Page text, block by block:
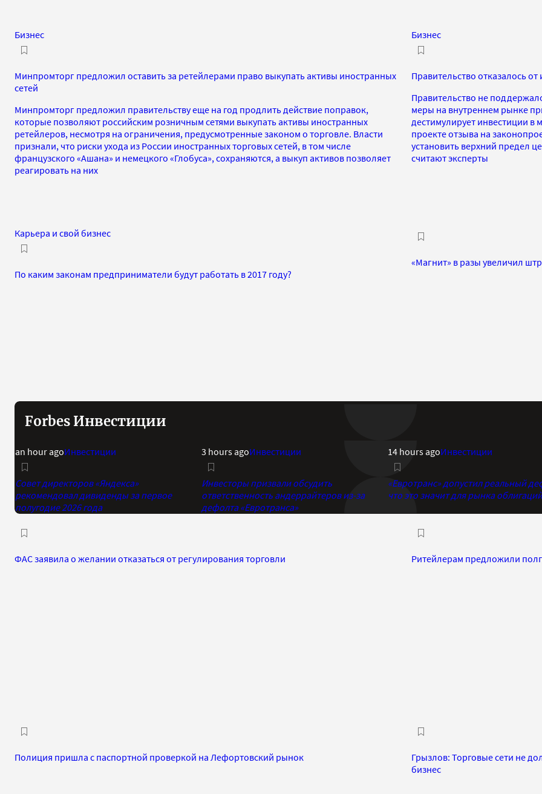
Бизнес
Минпромторг предложил оставить за ретейлерами право выкупать активы иностранных
сетей
Минпромторг предложил правительству еще на год продлить действие поправок,
которые позволяют российским розничным сетями выкупать активы иностранных
ретейлеров, несмотря на ограничения, предусмотренные законом о торговле. Власти
признали, что риски ухода из России иностранных торговых сетей, в том числе
французского «Ашана» и немецкого «Глобуса», сохраняются, а выкуп активов позволяет
реагировать на них
Бизнес
Правительство отказалось
Правительство не
меры на внутреннем рынке
дестимулирует инвестиции в
проекте отзыва на
установить верхний предел
считают эксперты
Карьера и свой бизнес
По каким законам предприниматели будут работать в 2017 году?
«Магнит» в разы увеличил
Forbes Инвестиции
an hour agoИнвестиции
Совет директоров «Яндекса»
рекомендовал дивиденды за первое
полугодие 2026 года
3 hours agoИнвестиции
Инвесторы призвали обсудить
ответственность андеррайтеров из-за
дефолта «Евротранса»
14 hours agoИнвестиции
«Евротранс» допустил реальный
что это значит для рынка облигаций
ФАС заявила о желании отказаться от регулирования торговли Ритейлерам предложили
Полиция пришла с паспортной проверкой на Лефортовский рынок
Грызлов: Торговые сети не
бизнес